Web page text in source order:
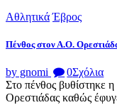
Αθλητικά Έβρος
Πένθος στον Α.Ο.
by gnomi 0Σχόλια
Στο πένθος βυθίστηκε
Ορεστιάδας καθώς